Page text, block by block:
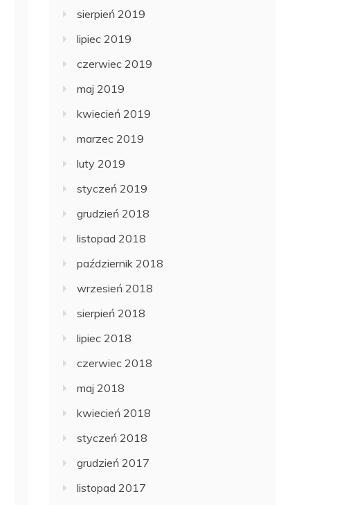
sierpień 2019
lipiec 2019
czerwiec 2019
maj 2019
kwiecień 2019
marzec 2019
luty 2019
styczeń 2019
grudzień 2018
listopad 2018
październik 2018
wrzesień 2018
sierpień 2018
lipiec 2018
czerwiec 2018
maj 2018
kwiecień 2018
styczeń 2018
grudzień 2017
listopad 2017